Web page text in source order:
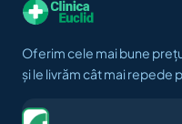
Oferim cele mai bune
și le livrăm cât mai repede